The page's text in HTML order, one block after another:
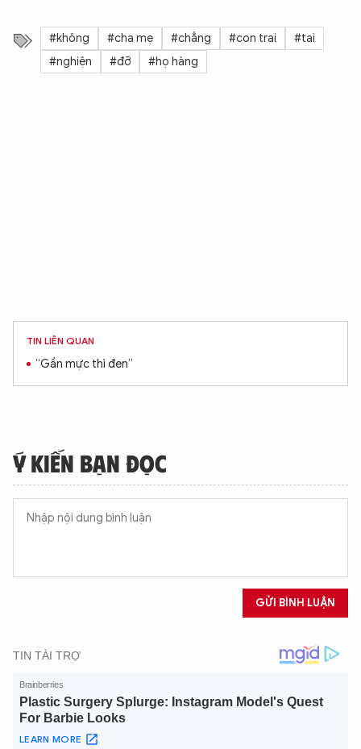
#không #cha mẹ #chẳng #con trai
#tai
#nghiện
#đỡ #họ hàng
TIN LIÊN QUAN
“Gần mực thì đen”
Ý KIẾN BẠN ĐỌC
GỬI BÌNH LUẬN